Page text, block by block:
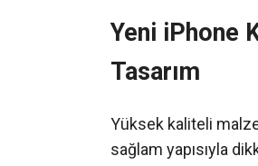
Yeni iPhone
Tasarım
Yüksek kaliteli
sağlam yapısıyla